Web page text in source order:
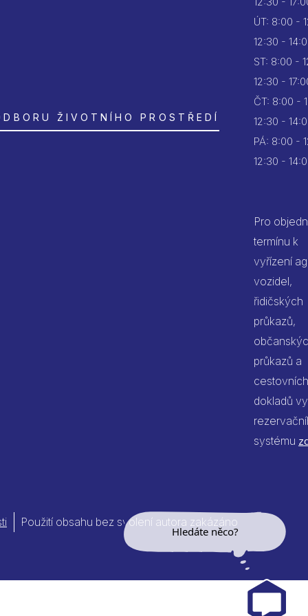
ŽIVOTNÍHO PROSTŘEDÍ
ÚT: 8:00 -
12:30 -
ST: 8:00 -
12:30 -
ČT: 8:00 -
12:30 -
PÁ: 8:00 -
12:30 -
Pro
termínu k
vyřízení
vozidel,
řidičských
průkazů,
průkazů a
cestovních
dokladů
systému
Použití obsahu bez svolení autora zakázáno
Hledáte něco?